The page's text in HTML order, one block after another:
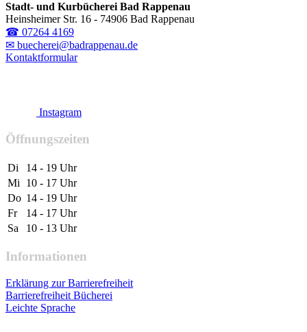
Stadt- und Kurbücherei Bad Rappenau
Heinsheimer Str. 16 - 74906 Bad Rappenau
☎ 07264 4169
✉ buecherei@badrappenau.de
Kontaktformular
Instagram
Öffnungszeiten
Di
14 - 19 Uhr
Mi
10 - 17 Uhr
Do 14 - 19 Uhr
Fr
14 - 17 Uhr
Sa
10 - 13 Uhr
Informationen
Erklärung zur Barrierefreiheit
Barrierefreiheit Bücherei
Leichte Sprache